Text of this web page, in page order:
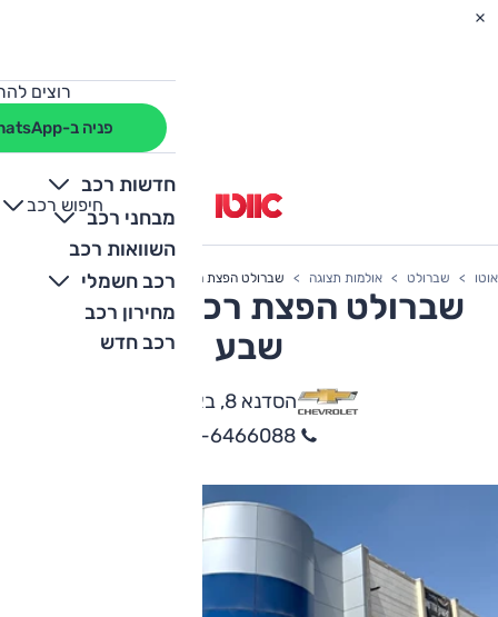
רוצים
פניה ב-WhatsApp
חדשות רכב
מבחני רכב
השוואות רכב
רכב חשמלי
מחירון רכב
רכב חדש
חיפוש רכב
+
-
אוטו שברולט אולמות תצוגה שברולט הפצת רכב דרום באר שבע
שברולט הפצת רכב דרום באר
שבע
הסדנא 8, באר שבע
08-6466088